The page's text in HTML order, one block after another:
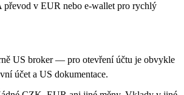
převod v EUR nebo e-wallet pro rychlý
US broker — pro otevření účtu je obvykle
účet a US dokumentace.